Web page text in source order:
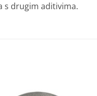
s drugim aditivima.